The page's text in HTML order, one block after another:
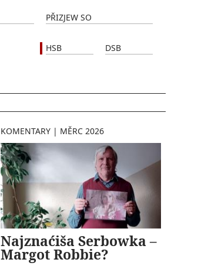
HSB DSB
PŘIZJEW SO
KOMENTARY| MĚRC 2026
Najznaćiša Serbowka –
Margot Robbie?